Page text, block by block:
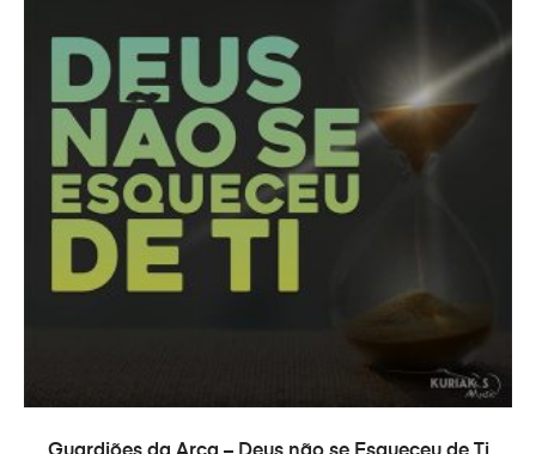
IN DEN WARENKORB